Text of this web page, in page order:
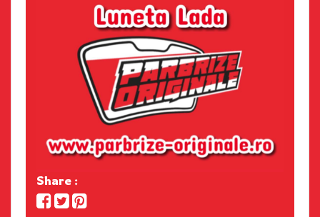
Share :